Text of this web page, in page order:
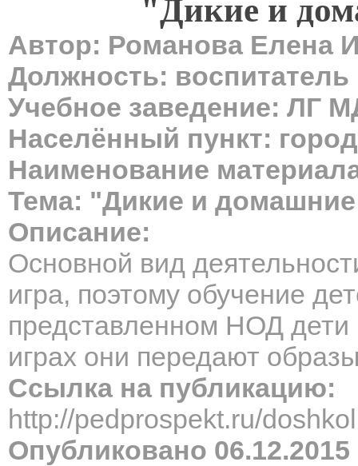
"Дикие и
Автор: Романова Елена
Должность: воспитатель
Учебное заведение: ЛГ
Населённый пункт:
Наименование
Тема: "Дикие и
Описание:
Основной вид
игра, поэтому обучение
представленном НОД
играх они передают
Ссылка на публикацию:
http://pedprospekt.ru/
Опубликовано 06.12.2015